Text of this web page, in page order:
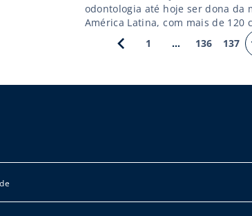
odontologia até hoje ser dona da
América Latina, com mais de
comercializadas. Em 2010, a
faturamento aumentar 24% na
1 … 136 137